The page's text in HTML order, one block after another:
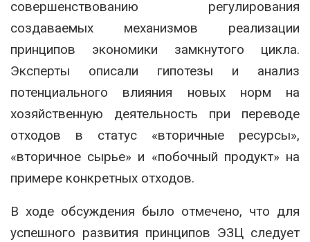
совершенствованию регулирования
создаваемых механизмов реализации
принципов экономики замкнутого цикла.
Эксперты описали гипотезы и анализ
потенциального влияния новых норм на
хозяйственную деятельность при переводе
отходов в статус «вторичные ресурсы»,
«вторичное сырье» и «побочный продукт» на
примере конкретных отходов.
В ходе обсуждения было отмечено, что для
успешного развития принципов ЭЗЦ следует